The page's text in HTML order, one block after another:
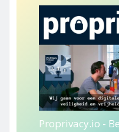
Proprivacy.io -